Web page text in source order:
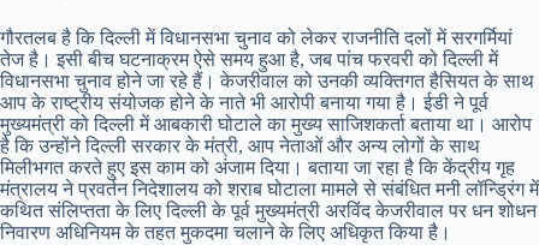
गौरतलब है कि दिल्ली में विधानसभा चुनाव को लेकर राजनीति दलों में सरगर्मियां
तेज है। इसी बीच घटनाक्रम ऐसे समय हुआ है, जब पांच फरवरी को दिल्ली में
विधानसभा चुनाव होने जा रहे हैं। केजरीवाल को उनकी व्यक्तिगत हैसियत के साथ
आप के राष्ट्रीय संयोजक होने के नाते भी आरोपी बनाया गया है। ईडी ने पूर्व
मुख्यमंत्री को दिल्ली में आबकारी घोटाले का मुख्य साजिशकर्ता बताया था। आरोप
है कि उन्होंने दिल्ली सरकार के मंत्री, आप नेताओं और अन्य लोगों के साथ
मिलीभगत करते हुए इस काम को अंजाम दिया। बताया जा रहा है कि केंद्रीय गृह
मंत्रालय ने प्रवर्तन निदेशालय को शराब घोटाला मामले से संबंधित मनी लॉन्ड्रिंग में
कथित संलिप्तता के लिए दिल्ली के पूर्व मुख्यमंत्री अरविंद केजरीवाल पर धन शोधन
निवारण अधिनियम के तहत मुकदमा चलाने के लिए अधिकृत किया है।